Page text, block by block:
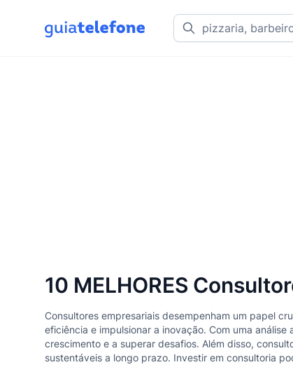
10 MELHORES
Consultores empresariais desempenham um papel
eficiência e impulsionar a inovação. Com uma
crescimento e a superar desafios. Além disso,
sustentáveis a longo prazo. Investir em consultoria